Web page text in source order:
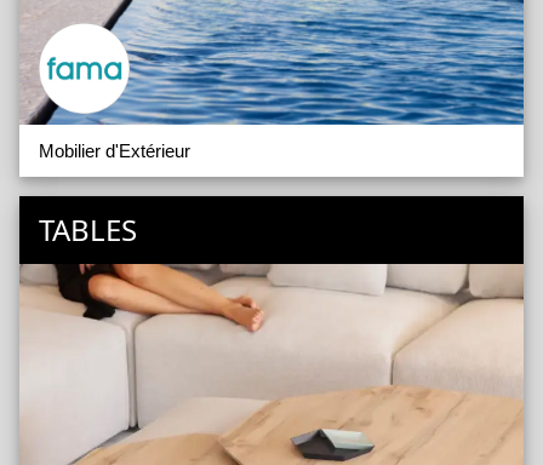
Mobilier d'Extérieur
TABLES